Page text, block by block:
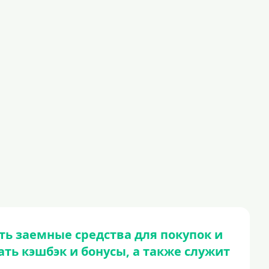
UnionPay
заемные средства для покупок и
кэшбэк и бонусы, а также служит